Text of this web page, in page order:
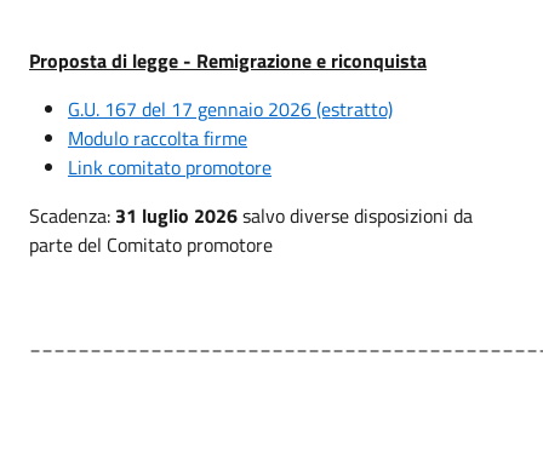
Proposta di legge - Remigrazione e riconquista
G.U. 167 del 17 gennaio 2026 (estratto)
Modulo raccolta firme
Link comitato promotore
Scadenza: 31 luglio 2026salvo diverse disposizioni da
parte del Comitato promotore